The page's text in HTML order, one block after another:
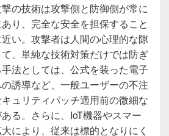
の技術は攻撃側と防御側が常に
り、完全な安全を担保すること
い。攻撃者は人間の心理的な隙
、単純な技術対策だけでは防ぎ
法としては、公式を装った電子
誘導など、一般ユーザーの不注
ュリティパッチ適用前の微細な
る。さらに、IoT機器やスマー
により、従来は標的となりにく